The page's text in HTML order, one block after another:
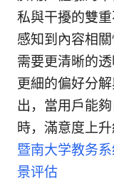
私與干擾的雙
感知到內容相
需要更清晰的
更細的偏好分
出，當用戶能
時，滿意度上
暨南大学教务
景评估